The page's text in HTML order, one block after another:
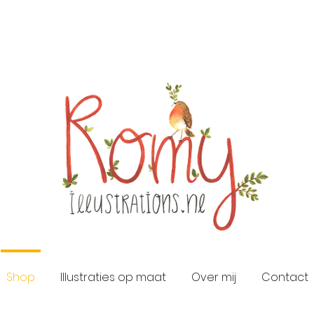
Shop Illustraties op maat Over mij Contact